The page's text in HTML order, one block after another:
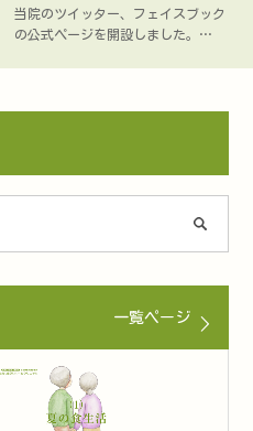
当院のツイッター、フェイスブック
の公式ページを開設しました。…
一覧ページ